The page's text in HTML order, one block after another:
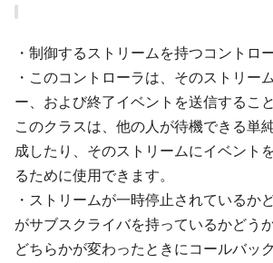
・制御するストリームを持つコントロー
・このコントローラは、そのストリー
ー、および終了イベントを送信するこ
このクラスは、他の人が待機できる単
成したり、そのストリームにイベント
るために使用できます。
・ストリームが一時停止されているか
がサブスクライバを持っているかどう
どちらかが変わったときにコールバッ